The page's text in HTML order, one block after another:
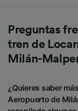
Preguntas
tren de
Milán-
¿Quieres saber
Aeropuerto de